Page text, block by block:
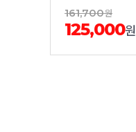
161,700원
125,000원